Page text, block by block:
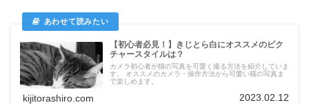
【初心者必見！】きじとら白にオススメのピク
チャースタイルは？
カメラ初心者が猫の写真を可愛く撮る方法を紹介していま
す。 オススメのカメラ・操作方法から可愛い猫の写真ま
で楽しめます。
kijitorashiro.com 2023.02.12